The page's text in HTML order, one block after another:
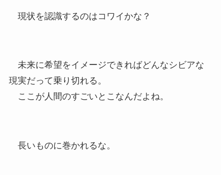
現状を認識するのはコワイかな？
未来に希望をイメージできればどんなシビアな
現実だって乗り切れる。
ここが人間のすごいとこなんだよね。
長いものに巻かれるな。